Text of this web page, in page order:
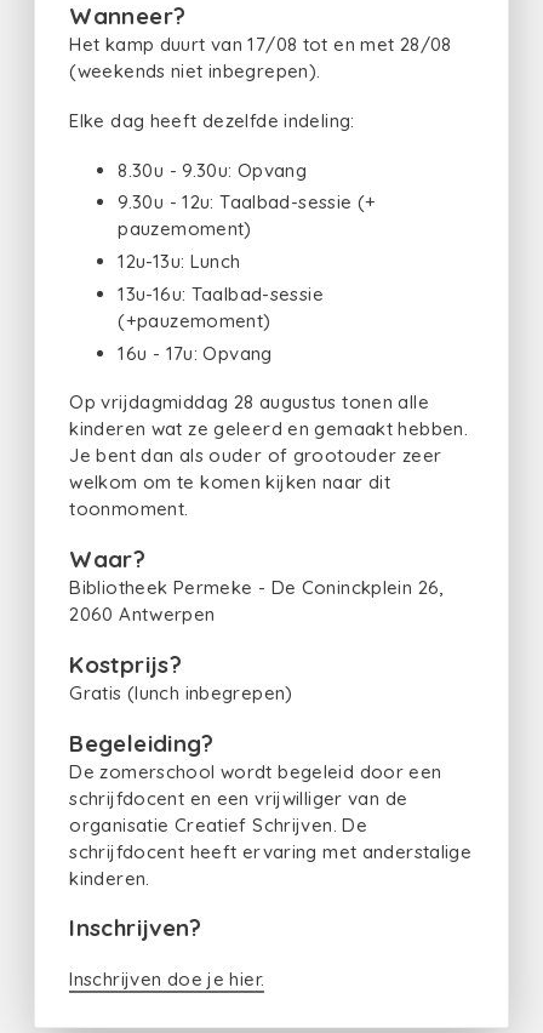
Wanneer?
Het kamp duurt van 17/08 tot en met 28/08
(weekends niet inbegrepen).
Elke dag heeft dezelfde indeling:
8.30u - 9.30u: Opvang
9.30u - 12u: Taalbad-sessie (+
pauzemoment)
12u-13u: Lunch
13u-16u: Taalbad-sessie
(+pauzemoment)
16u - 17u: Opvang
Op vrijdagmiddag 28 augustus tonen alle
kinderen wat ze geleerd en gemaakt hebben.
Je bent dan als ouder of grootouder zeer
welkom om te komen kijken naar dit
toonmoment.
Waar?
Bibliotheek Permeke - De Coninckplein 26,
2060 Antwerpen
Kostprijs?
Gratis (lunch inbegrepen)
Begeleiding?
De zomerschool wordt begeleid door een
schrijfdocent en een vrijwilliger van de
organisatie Creatief Schrijven. De
schrijfdocent heeft ervaring met anderstalige
kinderen.
Inschrijven?
Inschrijven doe je hier.